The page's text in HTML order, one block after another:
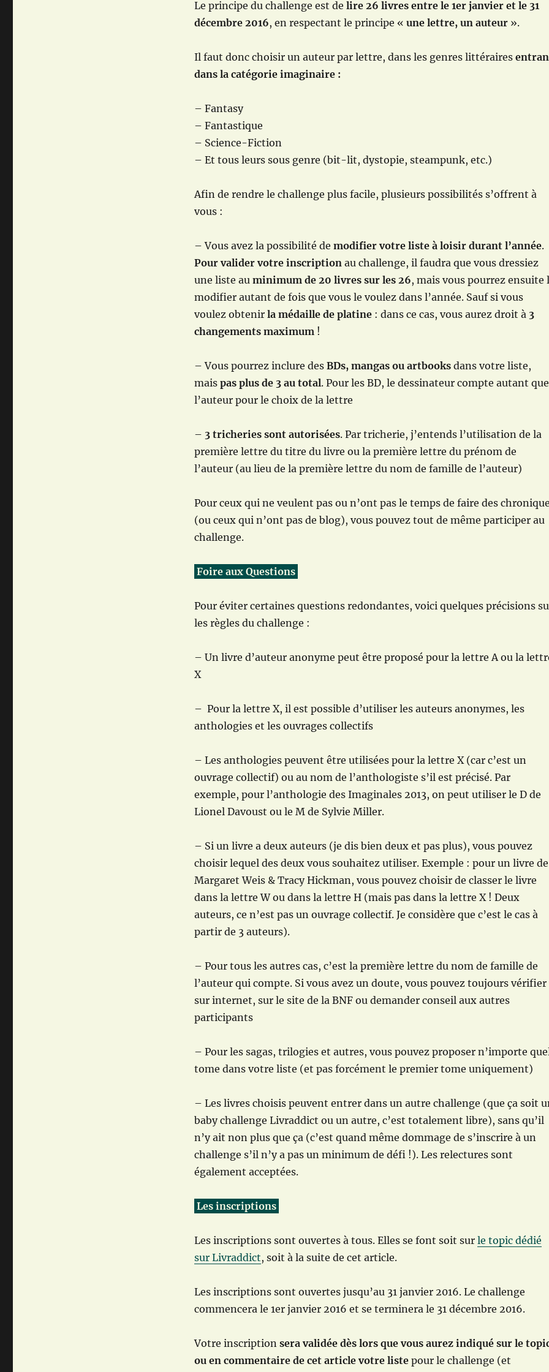
Le principe du challenge est de lire 26 livres entre le 1er janvier et le 31
décembre 2016, en respectant le principe « une lettre, un auteur».
Il faut donc choisir un auteur par lettre, dans les genres littéraires
dans la catégorie imaginaire:
– Fantasy
– Fantastique
– Science-Fiction
– Et tous leurs sous genre (bit-lit, dystopie, steampunk, etc.)
Afin de rendre le challenge plus facile, plusieurs possibilités s’offrent à
vous :
– Vous avez la possibilité de modifier votre liste à loisir durant l’année.
Pour valider votre inscriptionau challenge, il faudra que vous dressiez
une liste au minimum de 20 livres sur les 26, mais vous pourrez ensuite
modifier autant de fois que vous le voulez dans l’année. Sauf si vous
voulez obtenir la médaille de platine : dans ce cas, vous aurez droit à 3
changements maximum!
– Vous pourrez inclure des BDs, mangas ou artbooksdans votre liste,
mais pas plus de 3 au total. Pour les BD, le dessinateur compte autant que
l’auteur pour le choix de la lettre
– 3 tricheries sont autorisées. Par tricherie, j’entends l’utilisation de la
première lettre du titre du livre ou la première lettre du prénom de
l’auteur (au lieu de la première lettre du nom de famille de l’auteur)
Pour ceux qui ne veulent pas ou n’ont pas le temps de faire des
(ou ceux qui n’ont pas de blog), vous pouvez tout de même participer au
challenge.
Foire aux Questions
Pour éviter certaines questions redondantes, voici quelques précisions
les règles du challenge :
– Un livre d’auteur anonyme peut être proposé pour la lettre A ou la
X
– Pour la lettre X, il est possible d’utiliser les auteurs anonymes, les
anthologies et les ouvrages collectifs
– Les anthologies peuvent être utilisées pour la lettre X (car c’est un
ouvrage collectif) ou au nom de l’anthologiste s’il est précisé. Par
exemple, pour l’anthologie des Imaginales 2013, on peut utiliser le D de
Lionel Davoust ou le M de Sylvie Miller.
– Si un livre a deux auteurs (je dis bien deux et pas plus), vous pouvez
choisir lequel des deux vous souhaitez utiliser. Exemple : pour un livre de
Margaret Weis & Tracy Hickman, vous pouvez choisir de classer le livre
dans la lettre W ou dans la lettre H (mais pas dans la lettre X ! Deux
auteurs, ce n’est pas un ouvrage collectif. Je considère que c’est le cas à
partir de 3 auteurs).
– Pour tous les autres cas, c’est la première lettre du nom de famille de
l’auteur qui compte. Si vous avez un doute, vous pouvez toujours vérifier
sur internet, sur le site de la BNF ou demander conseil aux autres
participants
– Pour les sagas, trilogies et autres, vous pouvez proposer n’importe
tome dans votre liste (et pas forcément le premier tome uniquement)
– Les livres choisis peuvent entrer dans un autre challenge (que ça soit
baby challenge Livraddict ou un autre, c’est totalement libre), sans qu’il
n’y ait non plus que ça (c’est quand même dommage de s’inscrire à un
challenge s’il n’y a pas un minimum de défi !). Les relectures sont
également acceptées.
Les inscriptions
Les inscriptions sont ouvertes à tous. Elles se font soit sur le topic dédié
sur Livraddict, soit à la suite de cet article.
Les inscriptions sont ouvertes jusqu’au 31 janvier 2016. Le challenge
commencera le 1er janvier 2016 et se terminera le 31 décembre 2016.
Votre inscription sera validée dès lors que vous aurez indiqué sur le
ou en commentaire de cet article votre listepour le challenge (et